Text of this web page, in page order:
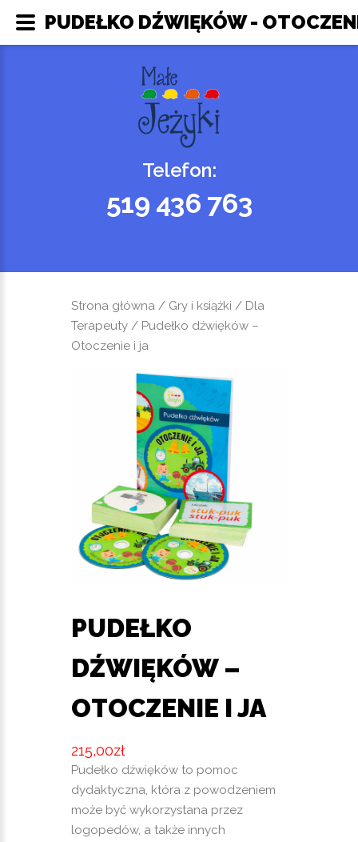
Telefon:
519 436 763
Strona główna / Gry i książki / Dla
Terapeuty / Pudełko dźwięków –
Otoczenie i ja
PUDEŁKO
DŹWIĘKÓW –
OTOCZENIE I JA
215,00zł
Pudełko dźwięków to pomoc
dydaktyczna, która z powodzeniem
może być wykorzystana przez
logopedów, a także innych
PUDEŁKO DŹWIĘKÓW -